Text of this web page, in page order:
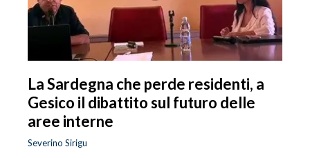
La Sardegna che perde residenti, a
Gesico il dibattito sul futuro delle
aree interne
Severino Sirigu